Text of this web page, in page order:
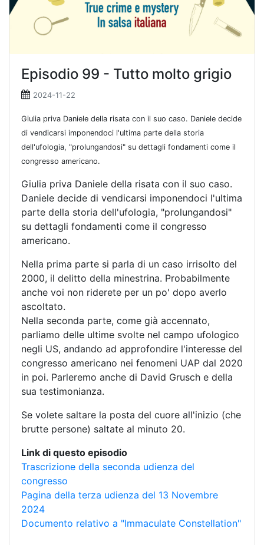
Episodio 99 - Tutto molto grigio
2024-11-22
Giulia priva Daniele della risata con il suo caso. Daniele decide
di vendicarsi imponendoci l'ultima parte della storia
dell'ufologia, "prolungandosi" su dettagli fondamenti come il
congresso americano.
Giulia priva Daniele della risata con il suo caso.
Daniele decide di vendicarsi imponendoci l'ultima
parte della storia dell'ufologia, "prolungandosi"
su dettagli fondamenti come il congresso
americano.
Nella prima parte si parla di un caso irrisolto del
2000, il delitto della minestrina. Probabilmente
anche voi non riderete per un po' dopo averlo
ascoltato.
Nella seconda parte, come già accennato,
parliamo delle ultime svolte nel campo ufologico
negli US, andando ad approfondire l'interesse del
congresso americano nei fenomeni UAP dal 2020
in poi. Parleremo anche di David Grusch e della
sua testimonianza.
Se volete saltare la posta del cuore all'inizio (che
brutte persone) saltate al minuto 20.
Link di questo episodio
Trascrizione della seconda udienza del
congresso
Pagina della terza udienza del 13 Novembre
2024
Documento relativo a "Immaculate Constellation"